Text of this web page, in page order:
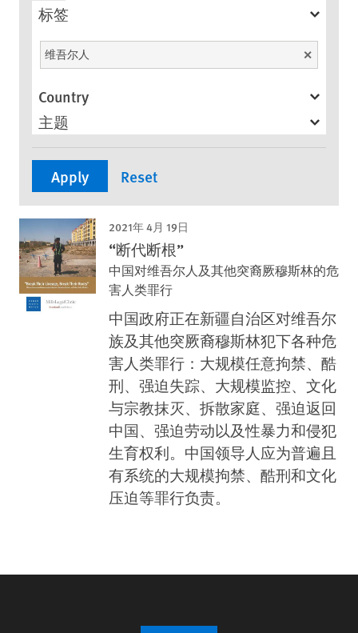
标签
维吾尔人 Unselect
Country
主题
2021年 4月 19日
“断代断根”
中国对维吾尔人及其他突裔厥穆斯林的危
害人类罪行
中国政府正在新疆自治区对维吾尔
族及其他突厥裔穆斯林犯下各种危
害人类罪行：大规模任意拘禁、酷
刑、强迫失踪、大规模监控、文化
与宗教抹灭、拆散家庭、强迫返回
中国、强迫劳动以及性暴力和侵犯
生育权利。中国领导人应为普遍且
有系统的大规模拘禁、酷刑和文化
压迫等罪行负责。